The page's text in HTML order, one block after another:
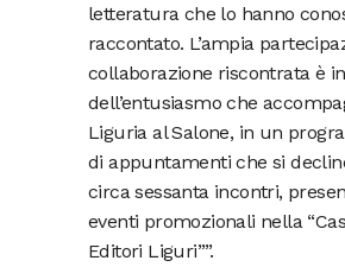
letteratura che lo hanno
raccontato. L’ampia
collaborazione riscontrata è
dell’entusiasmo che
Liguria al Salone, in un
di appuntamenti che si
circa sessanta incontri,
eventi promozionali nella
Editori Liguri””.